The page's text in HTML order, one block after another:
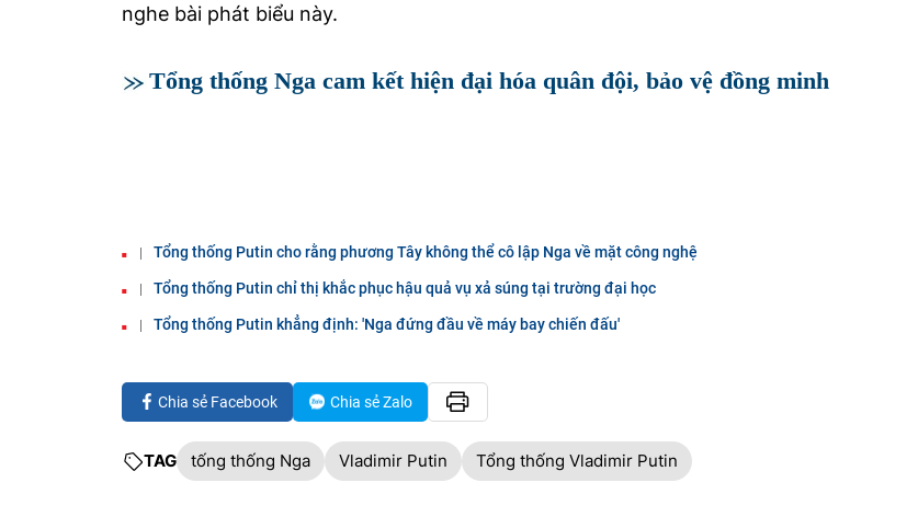
nghe bài phát biểu này.
Tổng thống Nga cam kết hiện đại hóa quân đội, bảo vệ đồng minh
Tổng thống Putin cho rằng phương Tây không thể cô lập Nga về mặt công nghệ
Tổng thống Putin chỉ thị khắc phục hậu quả vụ xả súng tại trường đại học
Tổng thống Putin khẳng định: 'Nga đứng đầu về máy bay chiến đấu'
Chia sẻ Facebook Chia sẻ Zalo
TAG tống thống Nga Vladimir Putin Tổng thống Vladimir Putin